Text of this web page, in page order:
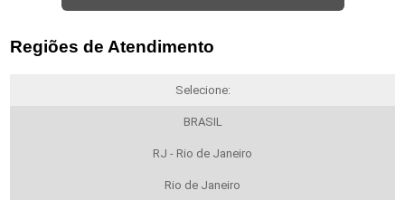
Regiões de Atendimento
Selecione:
BRASIL
RJ - Rio de Janeiro
Rio de Janeiro